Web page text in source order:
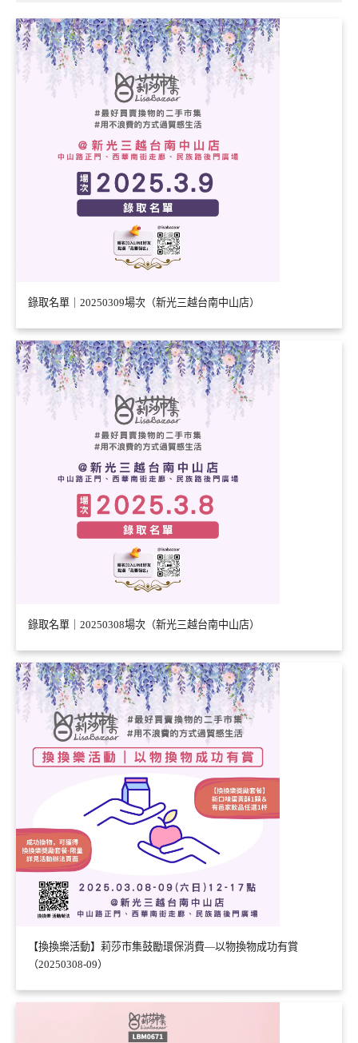
錄取名單｜20250309場次（新光三越台南中山店）
錄取名單｜20250308場次（新光三越台南中山店）
【換換樂活動】莉莎市集鼓勵環保消費—以物換物成功有賞
（20250308-09）